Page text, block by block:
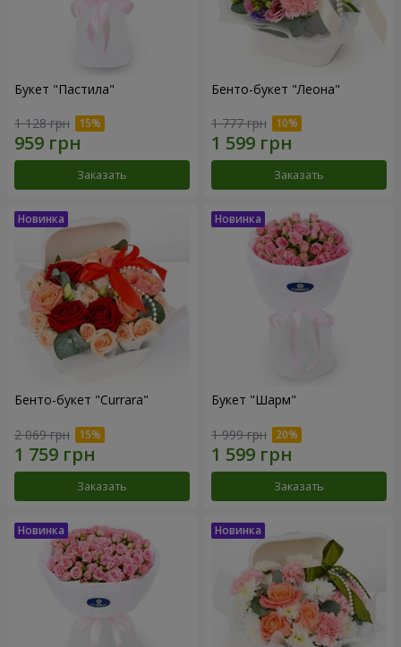
Букет "Пастила"
1 128 грн
Заказать
Бенто-букет "Леона"
1 777 грн
Заказать
Бенто-букет "Currara"
2 069 грн
Заказать
Букет "Шарм"
1 999 грн
Заказать